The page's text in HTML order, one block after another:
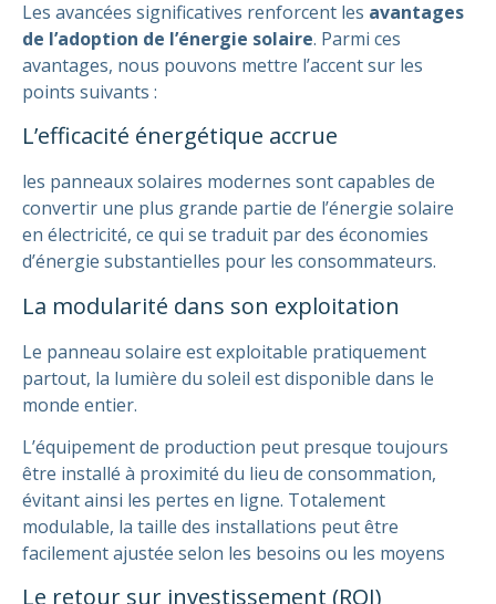
Les avancées significatives renforcent les avantages
de l’adoption de l’énergie solaire. Parmi ces
avantages, nous pouvons mettre l’accent sur les
points suivants :
L’efficacité énergétique accrue
les panneaux solaires modernes sont capables de
convertir une plus grande partie de l’énergie solaire
en électricité, ce qui se traduit par des économies
d’énergie substantielles pour les consommateurs.
La modularité dans son exploitation
Le panneau solaire est exploitable pratiquement
partout, la lumière du soleil est disponible dans le
monde entier.
L’équipement de production peut presque toujours
être installé à proximité du lieu de consommation,
évitant ainsi les pertes en ligne. Totalement
modulable, la taille des installations peut être
facilement ajustée selon les besoins ou les moyens
Le retour sur investissement (ROI)